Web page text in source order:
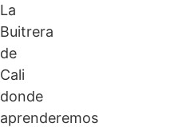
La
Buitrera
de
Cali
donde
aprenderemos